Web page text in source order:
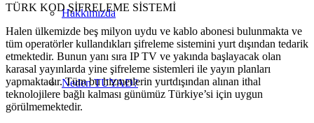
Hakkımızda
Neden TUYAD?
TÜRK KOD ŞİFRELEME SİSTEMİ
Halen ülkemizde beş milyon uydu ve kablo abonesi bulunmakta ve
tüm operatörler kullandıkları şifreleme sistemini yurt dışından tedarik
etmektedir. Bunun yanı sıra IP TV ve yakında başlayacak olan
karasal yayınlarda yine şifreleme sistemleri ile yayın planları
yapmaktadır. Tüm bu hizmetlerin yurtdışından alınan ithal
teknolojilere bağlı kalması günümüz Türkiye’si için uygun
görülmemektedir.